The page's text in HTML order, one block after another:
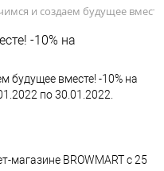
и создаем будущее
-10% на
будущее вместе! -10% на
по 30.01.2022.
магазине BROWMART с 25